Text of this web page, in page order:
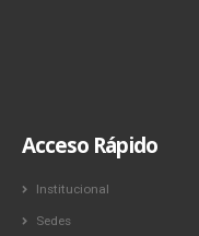
Acceso Rápido
Institucional
Sedes